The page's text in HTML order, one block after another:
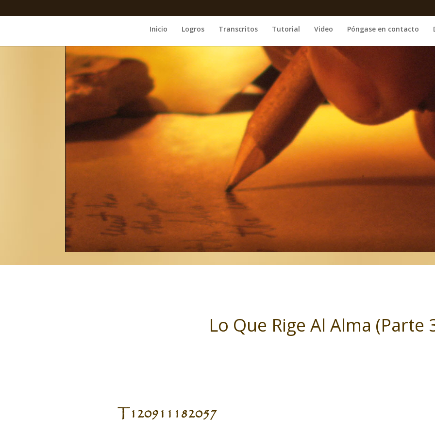
Inicio Logros Transcritos Tutorial Video Póngase en contacto
Lo Que Rige Al Alma (Parte
T120911182057